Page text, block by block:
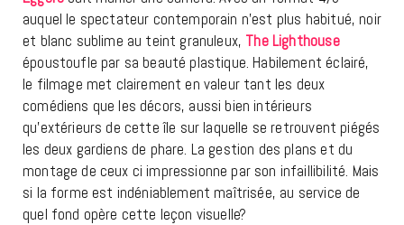
auquel le spectateur contemporain n’est plus habitué, noir
et blanc sublime au teint granuleux, The Lighthouse
époustoufle par sa beauté plastique. Habilement éclairé,
le filmage met clairement en valeur tant les deux
comédiens que les décors, aussi bien intérieurs
qu’extérieurs de cette île sur laquelle se retrouvent piégés
les deux gardiens de phare. La gestion des plans et du
montage de ceux ci impressionne par son infaillibilité. Mais
si la forme est indéniablement maîtrisée, au service de
quel fond opère cette leçon visuelle?